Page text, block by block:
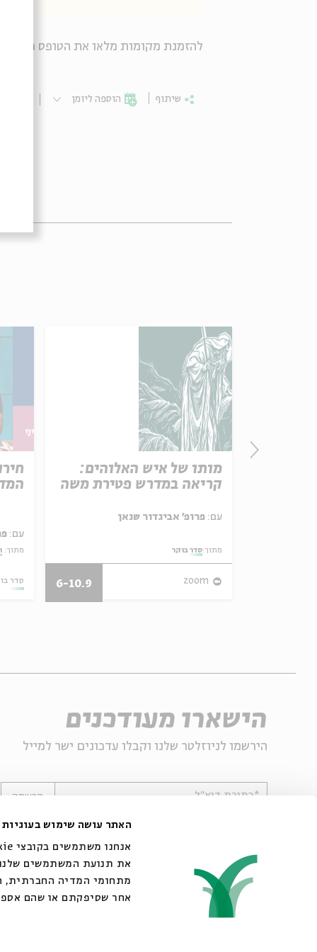
האתר עושה שימוש בעוגיות
את תנועת המשתמשים
מתחומי המדיה החברתית,
אחר שסיפקתם או שהם
להזמנת מקומות מלאו את הטופס כאן >>
שיתוף הוספה ליומן
עם:
מתוך:
סדר
מותו של איש האלוהים:
קריאה במדרש פטירת משה
עם:
מתוך:סדר בוקר
zoom
6-10.9
הישארו מעודכנים
הירשמו לניוזלטר שלנו וקבלו עדכונים ישר למייל
*כתובת דוא"ל הרשמה